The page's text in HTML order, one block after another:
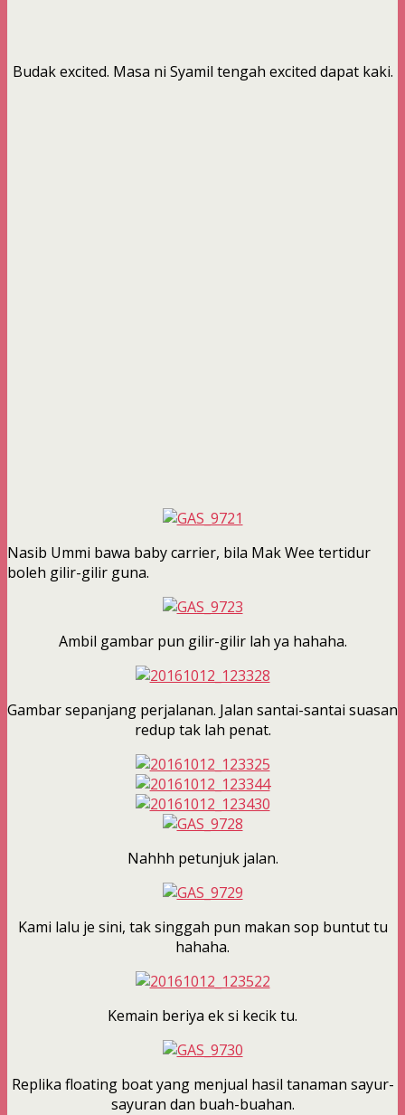
Budak excited. Masa ni Syamil tengah excited dapat kaki.
Nasib Ummi bawa baby carrier, bila Mak Wee tertidur
boleh gilir-gilir guna.
Ambil gambar pun gilir-gilir lah ya hahaha.
Gambar sepanjang perjalanan. Jalan santai-santai suasan
redup tak lah penat.
Nahhh petunjuk jalan.
Kami lalu je sini, tak singgah pun makan sop buntut tu
hahaha.
Kemain beriya ek si kecik tu.
Replika floating boat yang menjual hasil tanaman sayur-
sayuran dan buah-buahan.